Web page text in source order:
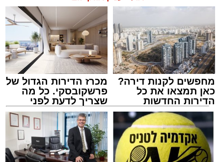
מחפשים לקנות דירה?
כאן תמצאו את כל
הדירות החדשות
למכירה באשדוד >>>
מכרז הדירות הגדול של
פרשקובסקי. כל מה
שצריך לדעת לפני
שמגישים הצעה לדירה
באשדוד